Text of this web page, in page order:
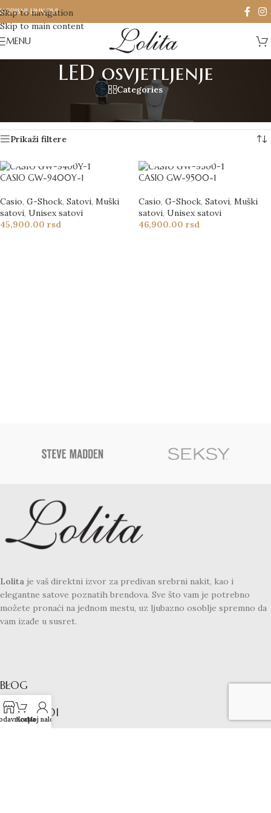
Skip to navigation
Skip to main content
KORISNI LINKOVI
MENU
LED osvjetljenje
Categories
Proizvod označen „LED osvjetljenje“
Prikaži filtere
CASIO GW-9400Y-1
Casio, G-Shock, Satovi, Muški
satovi, Unisex satovi
45,900.00 rsd
CASIO GW-9500-1
Casio, G-Shock, Satovi, Muški
satovi, Unisex satovi
46,900.00 rsd
Lolita je vaš direktni izvor za predivan srebrni nakit, kao i
elegantne satove poznatih brendova. Sve što vam je potrebno
možete pronaći na jednom mestu, uz ljubazno osoblje spremno da
vam izađe u susret.
BLOG
PROIZVODI
KorpaMoj nalog